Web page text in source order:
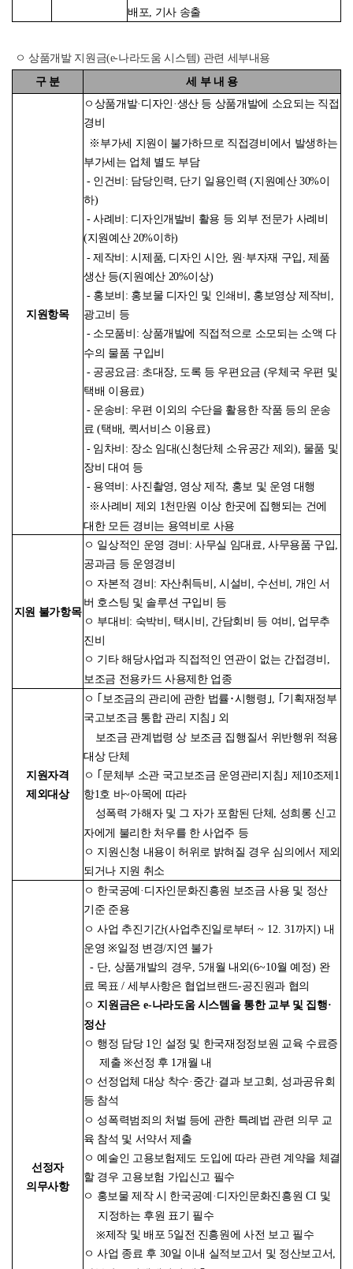
배포, 기사 송출
ㅇ 상품개발 지원금(e-나라도움 시스템) 관련 세부내용
구 분 세 부 내 용
지원항목
ㅇ상품개발·디자인·생산 등 상품개발에 소요되는 직접
경비
※부가세 지원이 불가하므로 직접경비에서 발생하는
부가세는 업체 별도 부담
- 인건비: 담당인력, 단기 일용인력 (지원예산 30%이
하)
- 사례비: 디자인개발비 활용 등 외부 전문가 사례비
(지원예산 20%이하)
- 제작비: 시제품, 디자인 시안, 원·부자재 구입, 제품
생산 등(지원예산 20%이상)
- 홍보비: 홍보물 디자인 및 인쇄비, 홍보영상 제작비,
광고비 등
- 소모품비: 상품개발에 직접적으로 소모되는 소액 다
수의 물품 구입비
- 공공요금: 초대장, 도록 등 우편요금 (우체국 우편 및
택배 이용료)
- 운송비: 우편 이외의 수단을 활용한 작품 등의 운송
료 (택배, 퀵서비스 이용료)
- 임차비: 장소 임대(신청단체 소유공간 제외), 물품 및
장비 대여 등
- 용역비: 사진촬영, 영상 제작, 홍보 및 운영 대행
※사례비 제외 1천만원 이상 한곳에 집행되는 건에
대한 모든 경비는 용역비로 사용
지원 불가항목
ㅇ 일상적인 운영 경비: 사무실 임대료, 사무용품 구입,
공과금 등 운영경비
ㅇ 자본적 경비: 자산취득비, 시설비, 수선비, 개인 서
버 호스팅 및 솔루션 구입비 등
ㅇ 부대비: 숙박비, 택시비, 간담회비 등 여비, 업무추
진비
ㅇ 기타 해당사업과 직접적인 연관이 없는 간접경비,
보조금 전용카드 사용제한 업종
지원자격
제외대상
ㅇ ｢보조금의 관리에 관한 법률･시행령｣, ｢기획재정부
국고보조금 통합 관리 지침｣ 외
보조금 관계법령 상 보조금 집행질서 위반행위 적용
대상 단체
ㅇ ｢문체부 소관 국고보조금 운영관리지침｣ 제10조제1
항1호 바~아목에 따라
성폭력 가해자 및 그 자가 포함된 단체, 성희롱 신고
자에게 불리한 처우를 한 사업주 등
ㅇ 지원신청 내용이 허위로 밝혀질 경우 심의에서 제외
되거나 지원 취소
선정자
의무사항
ㅇ 한국공예 · 디자인문화진흥원 보조금 사용 및 정산
기준 준용
ㅇ 사업 추진기간(사업추진일로부터 ~ 12. 31 까지) 내
운영 ※일정 변경/지연 불가
- 단, 상품개발의 경우, 5개월 내외(6~10월 예정) 완
료 목표/세부사항은 협업브랜드-공진원과 협의
ㅇ 지원금은 e-나라도움 시스템을 통한 교부 및 집행·
정산
ㅇ 행정 담당 1 인 설정 및 한국재정정보원 교육 수료증
제출 ※선정 후 1개월 내
ㅇ 선정업체 대상 착수· 중간· 결과 보고회 , 성과공유회
등 참석
ㅇ 성폭력범죄의 처벌 등에 관한 특례법 관련 의무 교
육 참석 및 서약서 제출
ㅇ 예술인 고용보험제도 도입에 따라 관련 계약을 체결
할 경우 고용보험 가입신고 필수
ㅇ 홍보물 제작 시 한국공예 · 디자인문화진흥원 CI 및
지정하는 후원 표기 필수
※제작 및 배포 5일전 진흥원에 사전 보고 필수
ㅇ 사업 종료 후 30일 이내 실적보고서 및 정산보고서 ,